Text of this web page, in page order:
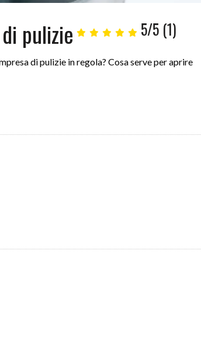
pulizie 5/5 (1)
di pulizie in regola? Cosa serve per aprire